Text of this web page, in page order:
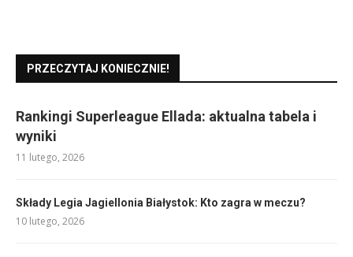
PRZECZYTAJ KONIECZNIE!
Rankingi Superleague Ellada: aktualna tabela i
wyniki
11 lutego, 2026
Składy Legia Jagiellonia Białystok: Kto zagra w meczu?
10 lutego, 2026